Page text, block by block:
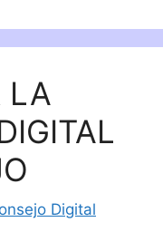
LA
Digital